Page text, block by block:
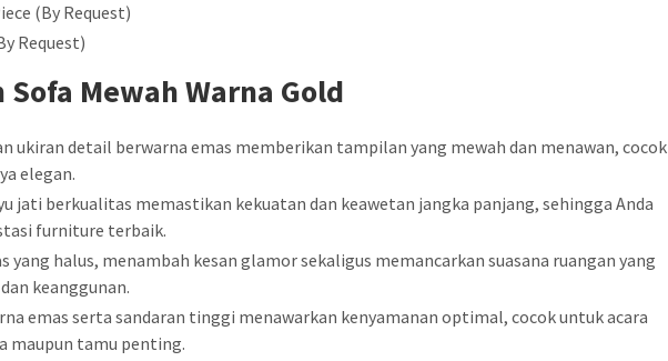
(By Request)
Request)
Mewah Warna Gold
ukiran detail berwarna emas memberikan tampilan yang mewah dan menawan, cocok
elegan.
jati berkualitas memastikan kekuatan dan keawetan jangka panjang, sehingga Anda
furniture terbaik.
yang halus, menambah kesan glamor sekaligus memancarkan suasana ruangan yang
keanggunan.
emas serta sandaran tinggi menawarkan kenyamanan optimal, cocok untuk acara
maupun tamu penting.